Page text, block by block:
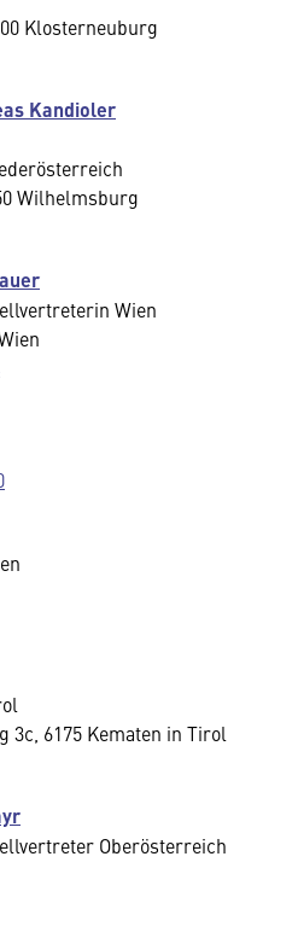
Klosterneuburg
Kandioler
Wilhelmsburg
Wien
6175 Kematen in Tirol
Oberösterreich